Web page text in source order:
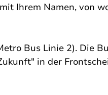
Ihrem Namen, von
Bus Linie 2). Die
in der